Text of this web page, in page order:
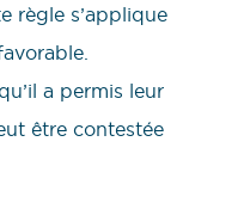
règle s’applique
a permis leur
être contestée